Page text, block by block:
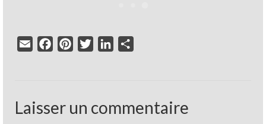
Email FacebookPinterestTwitterLinkedIn
Laisser un commentaire